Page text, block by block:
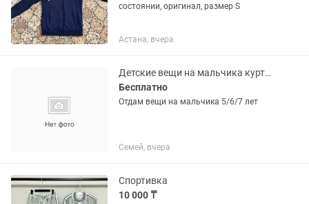
состоянии, оригинал, размер S
Астана, вчера
Детские вещи на мальчика куртка, спортивка
Бесплатно
Отдам вещи на мальчика 5/6/7 лет
Семей, вчера
Спортивка
10 000 ₸